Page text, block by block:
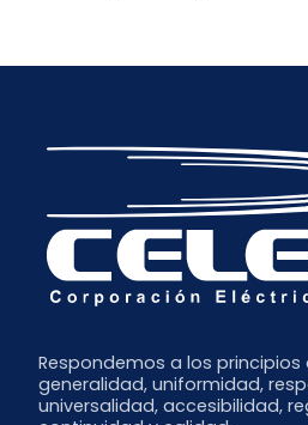
Respondemos a los
generalidad, uniformidad,
universalidad, accesibilidad,